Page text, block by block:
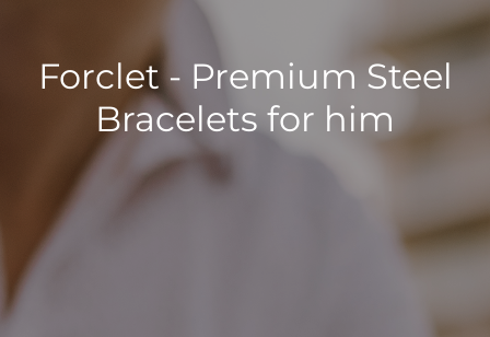
Forclet - Premium Steel
Bracelets for him